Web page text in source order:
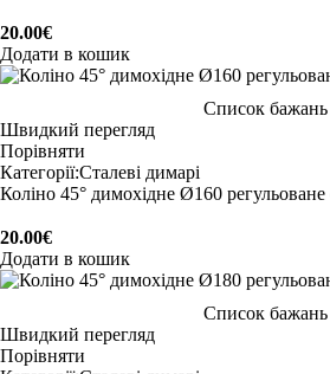
20.00€
Додати в кошик
Список бажань
Швидкий перегляд
Порівняти
Категорії:Сталеві димарі
Коліно 45° димохідне Ø160
20.00€
Додати в кошик
Список бажань
Швидкий перегляд
Порівняти